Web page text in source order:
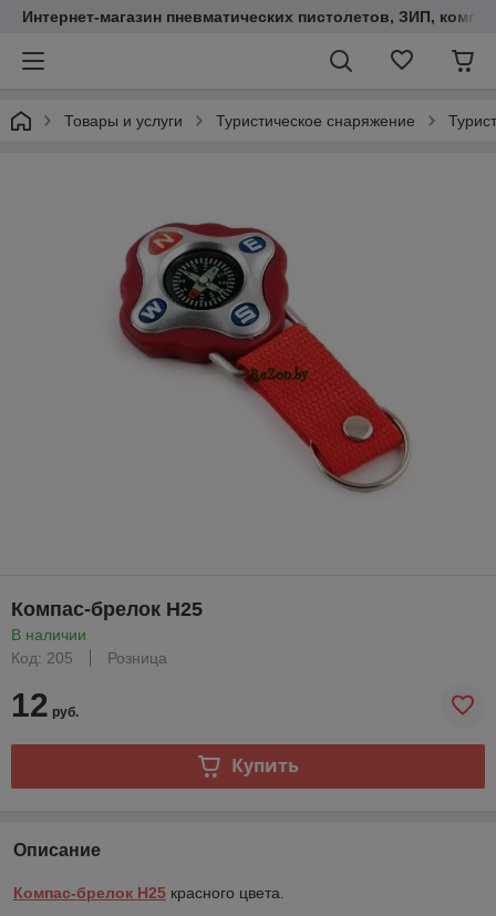
Интернет-магазин пневматических пистолетов, ЗИП,
Товары и услуги Туристическое снаряжение
Компас-брелок H25
В наличии
Код: 205
Розница
12 руб.
Купить
Описание
Компас-брелок H25 красного цвета.